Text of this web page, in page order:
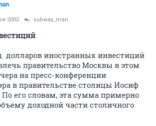
2002 subway_man
долларов иностранных инвестиций
правительство Москвы в этом
на пресс-конференции
в правительстве столицы Иосиф
его словам, эта сумма примерно
доходной части столичного